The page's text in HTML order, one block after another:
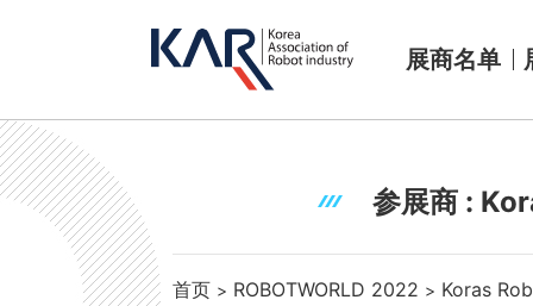
展商名单
参展商 :
首页 > ROBOTWORLD 2022 > Koras